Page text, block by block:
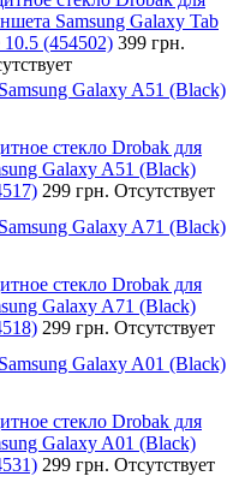
Samsung Galaxy Tab
10.5 (454502) 399 грн.
Galaxy A51 (Black)
стекло Drobak для
Galaxy A51 (Black)
299 грн. Отсутствует
Galaxy A71 (Black)
стекло Drobak для
Galaxy A71 (Black)
299 грн. Отсутствует
Galaxy A01 (Black)
стекло Drobak для
Galaxy A01 (Black)
299 грн. Отсутствует